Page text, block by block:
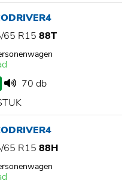
65 R15 88T
70 db
65 R15 88H